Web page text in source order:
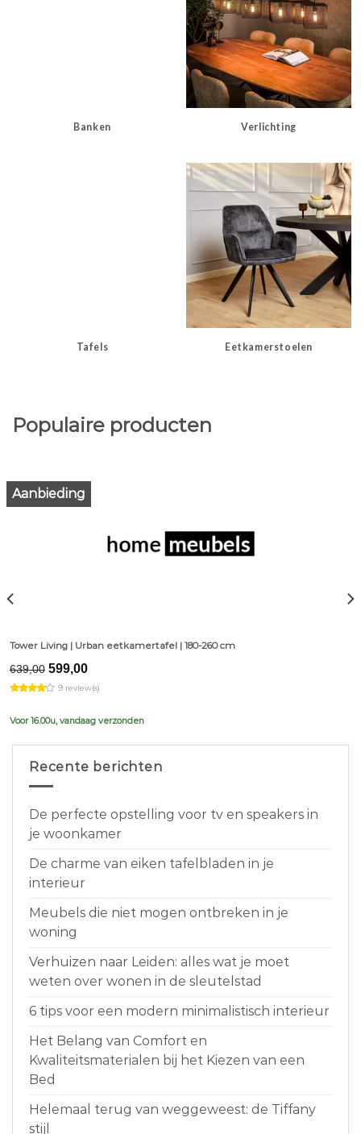
Banken Verlichting
Tafels Eetkamerstoelen
Populaire producten
Aanbieding
Tower Living | Urban eetkamertafel | 180-260 cm
639,00 Original
price
was:
599,00Current
is:
9 review(s)
Voor 16.00u, vandaag verzonden
Recente berichten
De perfecte opstelling voor tv en speakers in
je woonkamer
De charme van eiken tafelbladen in je
interieur
Meubels die niet mogen ontbreken in je
woning
Verhuizen naar Leiden: alles wat je moet
weten over wonen in de sleutelstad
6 tips voor een modern minimalistisch interieur
Het Belang van Comfort en
Kwaliteitsmaterialen bij het Kiezen van een
Bed
Helemaal terug van weggeweest: de Tiffany
stijl